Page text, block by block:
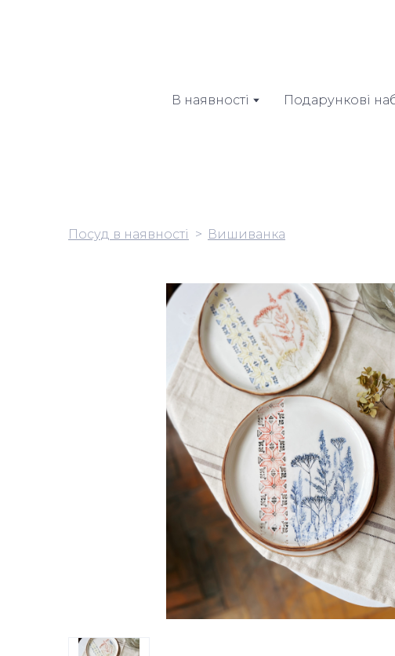
В наявності Подарункові
Посуд в наявності Вишиванка